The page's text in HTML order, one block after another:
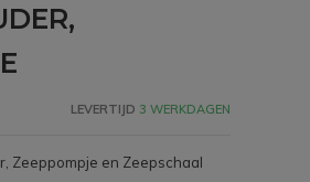
LEVERTIJD 3 WERKDAGEN
Zeeppompje en Zeepschaal